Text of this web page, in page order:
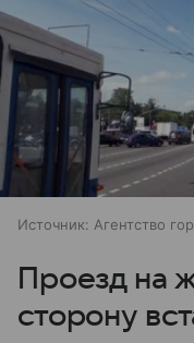
Источник: Агентство
Проезд на
сторону